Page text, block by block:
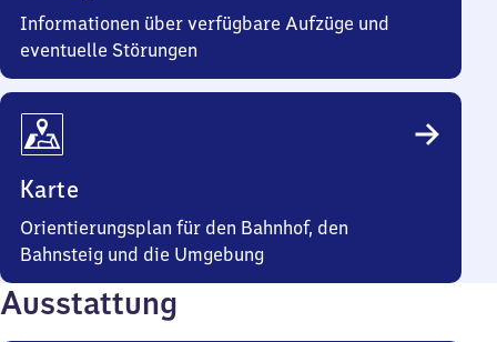
Informationen über verfügbare Aufzüge und
eventuelle Störungen
Karte
Orientierungsplan für den Bahnhof, den
Bahnsteig und die Umgebung
Ausstattung